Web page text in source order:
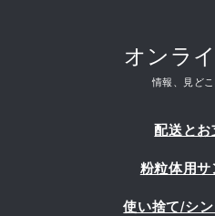
オンラ
情報、見ど
配送とお
粉粒体用サ
使い捨て/シ